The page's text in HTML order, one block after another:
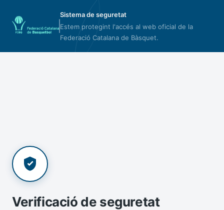
Sistema de seguretat
Estem protegint l'accés al web oficial de la
Federació Catalana de Bàsquet.
Verificació de seguretat